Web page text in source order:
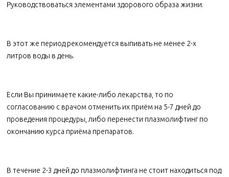
Руководствоваться элементами здорового образа жизни.
В этот же период рекомендуется выпивать не менее 2-х
литров воды в день.
Если Вы принимаете какие-либо лекарства, то по
согласованию с врачом отменить их приём на 5-7 дней до
проведения процедуры, либо перенести плазмолифтинг по
окончанию курса приёма препаратов.
В течение 2-3 дней до плазмолифтинга не стоит находиться под